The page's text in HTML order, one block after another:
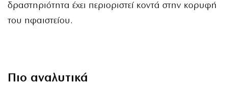
δραστηριότητα έχει περιοριστεί κοντά στην κορυφή
του ηφαιστείου.
Πιο αναλυτικά